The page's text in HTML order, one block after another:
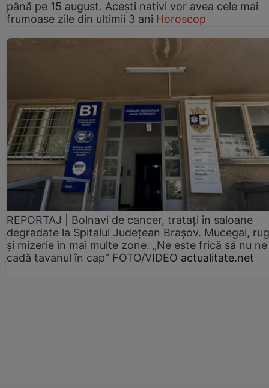
până pe 15 august. Acești nativi vor avea cele mai
frumoase zile din ultimii 3 ani Horoscop
REPORTAJ | Bolnavi de cancer, tratați în saloane
degradate la Spitalul Județean Brașov. Mucegai,
și mizerie în mai multe zone: „Ne este frică să nu ne
cadă tavanul în cap” FOTO/VIDEO actualitate.net